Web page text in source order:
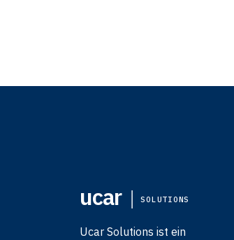
ucar SOLUTIONS
Ucar Solutions ist ein